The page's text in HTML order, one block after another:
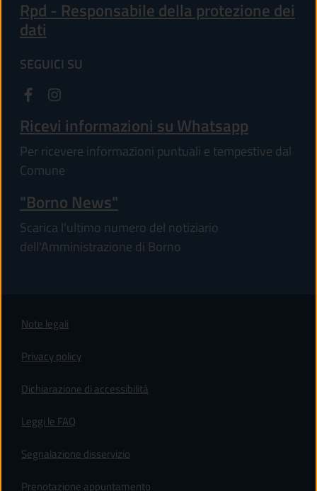
Rpd - Responsabile della protezione dei
dati
SEGUICI SU
Ricevi informazioni su Whatsapp
Per ricevere informazioni puntuali e tempestive dal
Comune
"Borno News"
Scarica l'ultimo numero del notiziario
dell'Amministrazione di Borno
Note legali
Privacy policy
Dichiarazione di accessibilità
Leggi le FAQ
Segnalazione disservizio
Prenotazione appuntamento